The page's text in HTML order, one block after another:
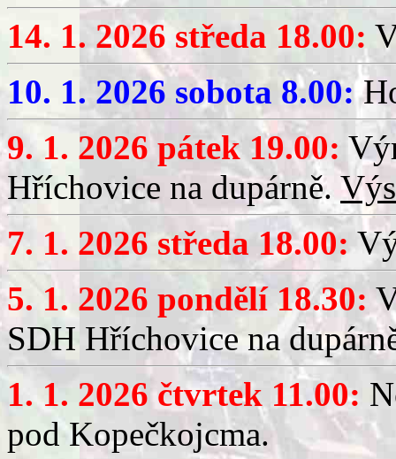
14. 1. 2026 středa 18.00:
10. 1. 2026 sobota 8.00:
9. 1. 2026 pátek 19.00:
Hříchovice na dupárně.
7. 1. 2026 středa 18.00:
5. 1. 2026 pondělí 18.30:
SDH Hříchovice na
1. 1. 2026 čtvrtek 11.00:
pod Kopečkojcma.